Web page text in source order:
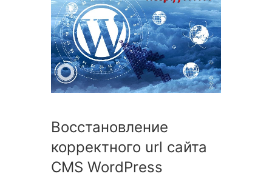
Восстановление
корректного url сайта
CMS WordPress